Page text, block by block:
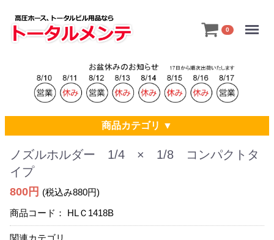
0
商品カテゴリ ▼
ノズルホルダー 1/4 × 1/8 コンパクトタ
イプ
800円 (税込み880円)
商品コード：
HLＣ1418B